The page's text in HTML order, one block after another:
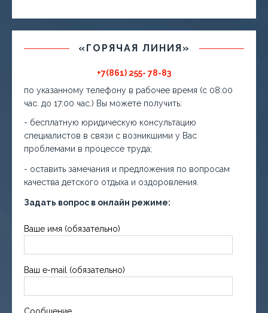
«ГОРЯЧАЯ ЛИНИЯ»
+7(861) 255- 78-83
по указанному телефону в рабочее время (с 08:00
час. до 17:00 час.) Вы можете получить:
- бесплатную юридическую консультацию
специалистов в связи с возникшими у Вас
проблемами в процессе труда;
- оставить замечания и предложения по вопросам
качества детского отдыха и оздоровления.
Задать вопрос в онлайн режиме:
Ваше имя (обязательно)
Ваш e-mail (обязательно)